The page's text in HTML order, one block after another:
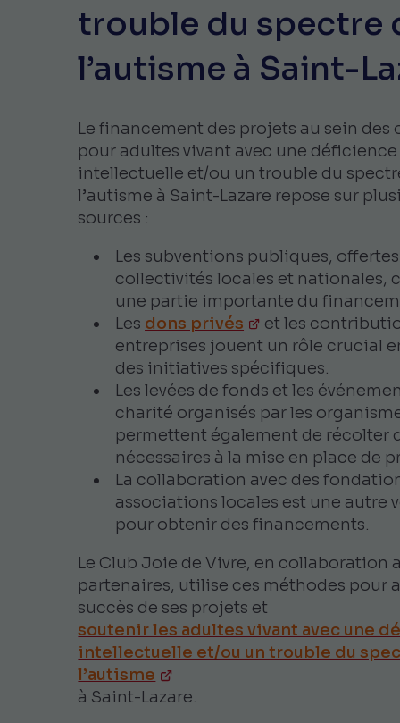
trouble du spectre
l’autisme à Saint-
Le financement des projets au sein des
pour adultes vivant avec une déficience
intellectuelle et/ou un trouble du
l’autisme à Saint-Lazare repose sur
sources :
Les subventions publiques,
collectivités locales et nationales,
une partie importante du
Les dons privés
et les
entreprises jouent un rôle crucial
des initiatives spécifiques.
Les levées de fonds et les
charité organisés par les
permettent également de récolter
nécessaires à la mise en place de
La collaboration avec des
associations locales est une autre
pour obtenir des financements.
Le Club Joie de Vivre, en collaboration
partenaires, utilise ces méthodes pour
succès de ses projets et
soutenir les adultes vivant avec une
intellectuelle et/ou un trouble du
l’autisme
à Saint-Lazare.